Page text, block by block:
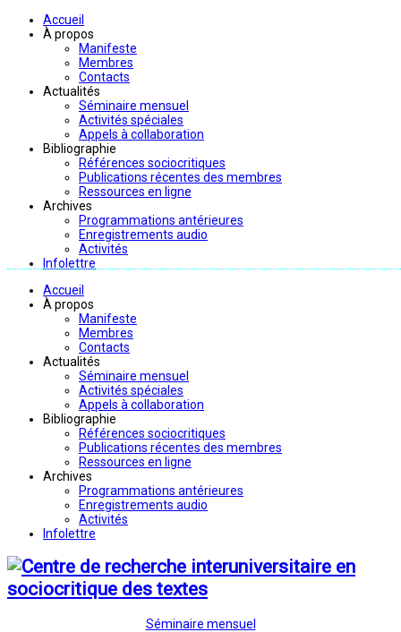
Accueil
À propos
Manifeste
Membres
Contacts
Actualités
Séminaire mensuel
Activités spéciales
Appels à collaboration
Bibliographie
Références sociocritiques
Publications récentes des membres
Ressources en ligne
Archives
Programmations antérieures
Enregistrements audio
Activités
Infolettre
Accueil
À propos
Manifeste
Membres
Contacts
Actualités
Séminaire mensuel
Activités spéciales
Appels à collaboration
Bibliographie
Références sociocritiques
Publications récentes des membres
Ressources en ligne
Archives
Programmations antérieures
Enregistrements audio
Activités
Infolettre
Séminaire mensuel